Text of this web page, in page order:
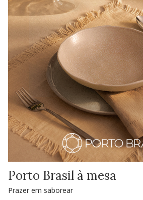
Porto Brasil à mesa
Prazer em saborear